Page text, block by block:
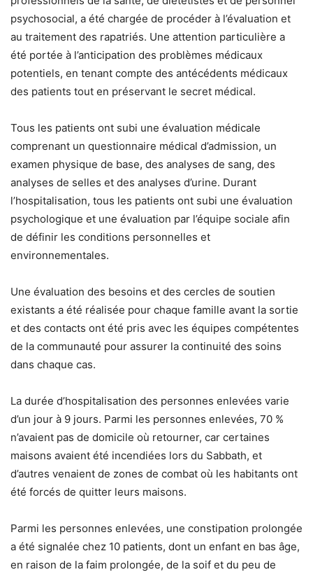
psychosocial, a été chargée de procéder à l’évaluation et
au traitement des rapatriés. Une attention particulière a
été portée à l’anticipation des problèmes médicaux
potentiels, en tenant compte des antécédents médicaux
des patients tout en préservant le secret médical.
Tous les patients ont subi une évaluation médicale
comprenant un questionnaire médical d’admission, un
examen physique de base, des analyses de sang, des
analyses de selles et des analyses d’urine. Durant
l’hospitalisation, tous les patients ont subi une évaluation
psychologique et une évaluation par l’équipe sociale afin
de définir les conditions personnelles et
environnementales.
Une évaluation des besoins et des cercles de soutien
existants a été réalisée pour chaque famille avant la sortie
et des contacts ont été pris avec les équipes compétentes
de la communauté pour assurer la continuité des soins
dans chaque cas.
La durée d’hospitalisation des personnes enlevées varie
d’un jour à 9 jours. Parmi les personnes enlevées, 70 %
n’avaient pas de domicile où retourner, car certaines
maisons avaient été incendiées lors du Sabbath, et
d’autres venaient de zones de combat où les habitants ont
été forcés de quitter leurs maisons.
Parmi les personnes enlevées, une constipation prolongée
a été signalée chez 10 patients, dont un enfant en bas âge,
en raison de la faim prolongée, de la soif et du peu de